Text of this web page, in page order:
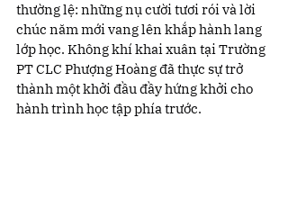
thường lệ: những nụ cười tươi rói và lời
chúc năm mới vang lên khắp hành lang
lớp học. Không khí khai xuân tại Trường
PT CLC Phượng Hoàng đã thực sự trở
thành một khởi đầu đầy hứng khởi cho
hành trình học tập phía trước.